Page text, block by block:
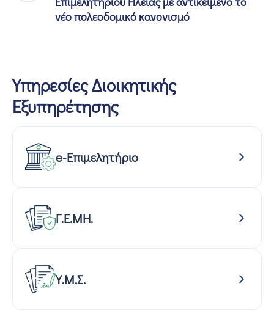
νέο πολεοδομικό κανονισμό
Υπηρεσίες Διοικητικής
Εξυπηρέτησης
e-Επιμελητήριο
Γ.Ε.ΜΗ.
Υ.Μ.Σ.